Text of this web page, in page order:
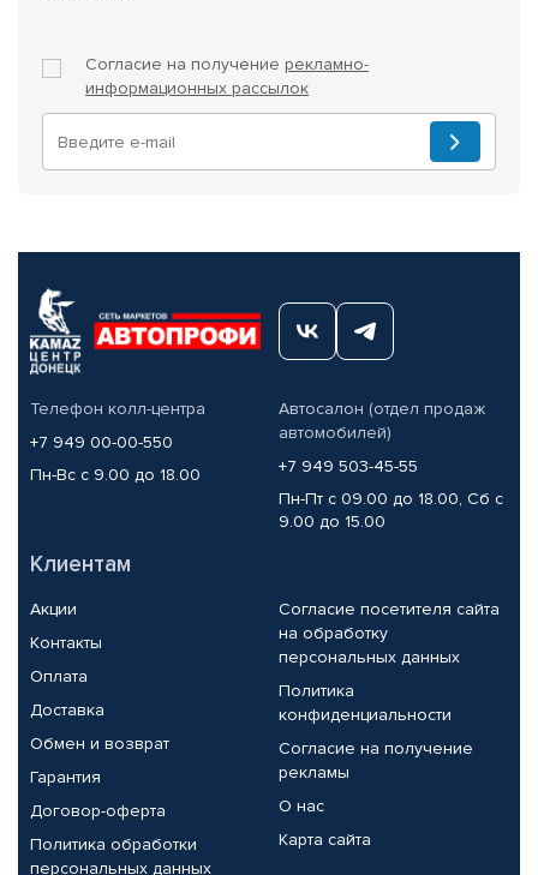
Согласие на получение рекламно-
информационных рассылок
Телефон колл-центра
+7 949 00-00-550
Пн-Вс с 9.00 до 18.00
Автосалон (отдел продаж
автомобилей)
+7 949 503-45-55
Пн-Пт с 09.00 до 18.00, Сб с
9.00 до 15.00
Клиентам
Акции
Контакты
Оплата
Доставка
Обмен и возврат
Гарантия
Договор-оферта
Политика обработки
персональных данных
Согласие посетителя сайта
на обработку
персональных данных
Политика
конфиденциальности
Согласие на получение
рекламы
О нас
Карта сайта